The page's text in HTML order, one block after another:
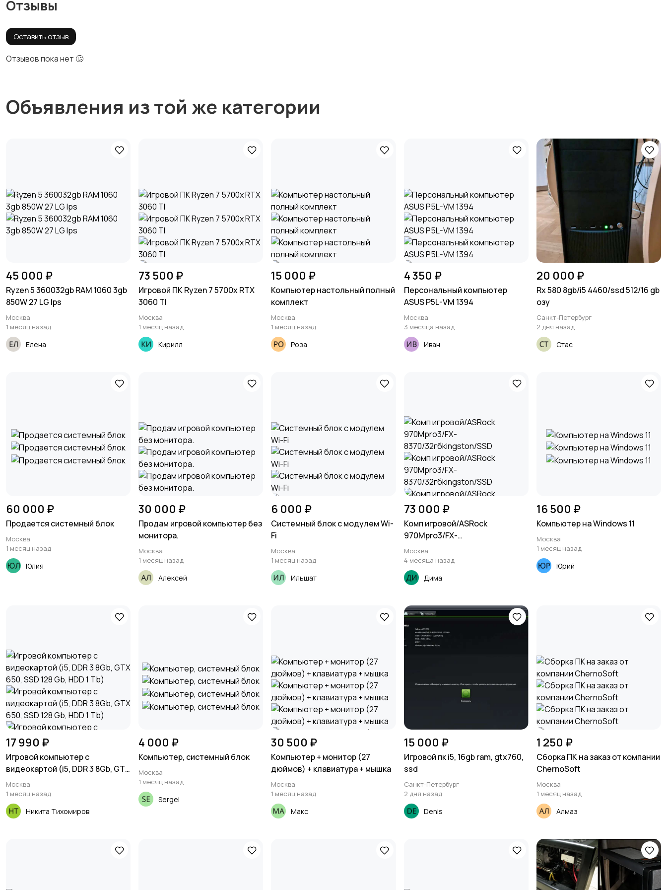
Отзывы
Оставить отзыв
Отзывов пока нет 🥴
Объявления из той же категории
45 000 ₽
Ryzen 5 360032gb RAM 1060 3gb
850W 27 LG Ips
Москва
1 месяц назад
Елена
73 500 ₽
Игровой ПК Ryzen 7 5700x RTX
3060 TI
Москва
1 месяц назад
Кирилл
15 000 ₽
Компьютер настольный полный
комплект
Москва
1 месяц назад
Роза
4 350 ₽
Персональный компьютер
ASUS P5L-VM 1394
Москва
3 месяца назад
Иван
20 000 ₽
Rx 580 8gb/i5 4460/ssd 512/16 gb
озу
Санкт-Петербург
2 дня назад
Стас
60 000 ₽
Продается системный блок
Москва
1 месяц назад
Юлия
30 000 ₽
Продам игровой компьютер без
монитора.
Москва
1 месяц назад
Алексей
6 000 ₽
Системный блок с модулем Wi-
Fi
Москва
1 месяц назад
Ильшат
73 000 ₽
Комп игровой/ASRock
970Mpro3/FX-
8370/32гбkingston/SSD
Москва
4 месяца назад
Дима
16 500 ₽
Компьютер на Windows 11
Москва
1 месяц назад
Юрий
17 990 ₽
Игровой компьютер с
видеокартой (i5, DDR 3 8Gb, GTX
650, SSD 128 Gb, HDD 1 Tb)
Москва
1 месяц назад
Никита Тихомиров
4 000 ₽
Компьютер, системный блок
Москва
1 месяц назад
Sergei
30 500 ₽
Компьютер + монитор (27
дюймов) + клавиатура + мышка
Москва
1 месяц назад
Макс
15 000 ₽
Игровой пк i5, 16gb ram, gtx760,
ssd
Санкт-Петербург
2 дня назад
Denis
1 250 ₽
Сборка ПК на заказ от компании
ChernoSoft
Москва
1 месяц назад
Алмаз